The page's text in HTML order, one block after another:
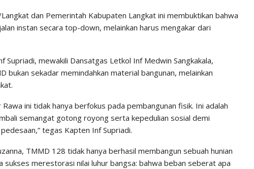
dan Pemerintah Kabupaten Langkat ini membuktikan bahwa
instan secara top-down, melainkan harus mengakar dari
mewakili Dansatgas Letkol Inf Medwin Sangkakala,
bukan sekadar memindahkan material bangunan, melainkan
ini tidak hanya berfokus pada pembangunan fisik. Ini adalah
semangat gotong royong serta kepedulian sosial demi
tegas Kapten Inf Supriadi.
TMMD 128 tidak hanya berhasil membangun sebuah hunian
merestorasi nilai luhur bangsa: bahwa beban seberat apa